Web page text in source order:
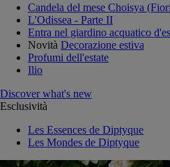
Candela del mese Choisya
L'Odissea - Parte II
Entra nel giardino acquatico
Novità Decorazione estiva
Profumi dell'estate
Ilio
Discover what's new
Esclusività
Les Essences de Diptyque
Les Mondes de Diptyque